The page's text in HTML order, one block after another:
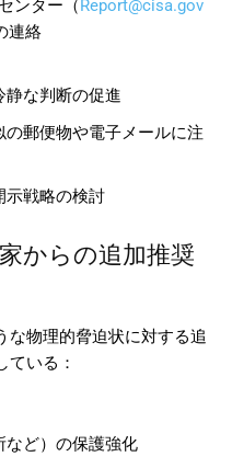
ンター（ Report@cisa.gov
連絡
静な判断の促進
郵便物や電子メールに注
示戦略の検討
からの追加推奨
な物理的脅迫状に対する追
ている：
など）の保護強化